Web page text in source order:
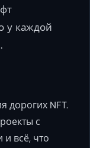
у каждой
дорогих NFT.
с
всё, что